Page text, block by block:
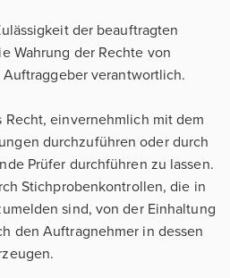
der beauftragten
Wahrung der Rechte von
verantwortlich.
Recht, einvernehmlich mit dem
durchzuführen oder durch
Prüfer durchführen zu lassen.
Stichprobenkontrollen, die in
sind, von der Einhaltung
den Auftragnehmer in dessen